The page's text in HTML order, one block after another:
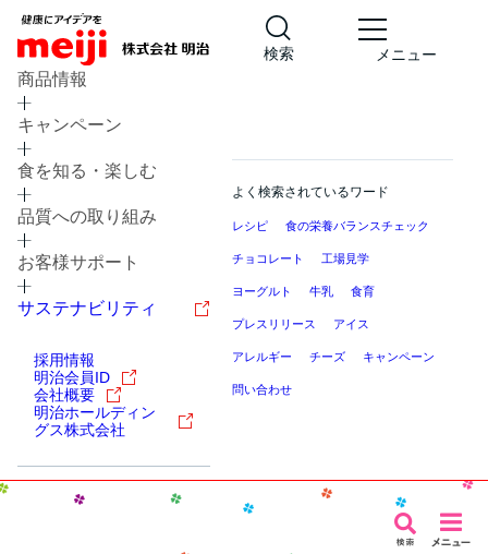
検索 メニュー
商品情報
キャンペーン
食を知る・楽しむ
品質への取り組み
お客様サポート
サステナビリティ
採用情報
明治会員ID
会社概要
明治ホールディン
グス株式会社
よく検索されているワード
レシピ 食の栄養バランスチェック
チョコレート 工場見学
ヨーグルト 牛乳 食育
プレスリリース アイス
アレルギー チーズ キャンペーン
問い合わせ